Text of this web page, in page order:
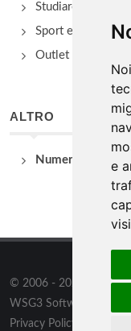
e
Studiare
Sport e Benessere
Outlet e spacci
ALTRO
Numeri Utili
© 2006 - 2026 WSG3
WSG3 Software
Privacy Policy